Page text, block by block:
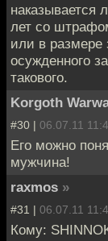
наказывается
лет со
или в размере
осужденного
такового.
Korgoth
#30 | 06.07.11
Его можно
мужчина!
raxmos »
#31 | 06.07.11
Кому: